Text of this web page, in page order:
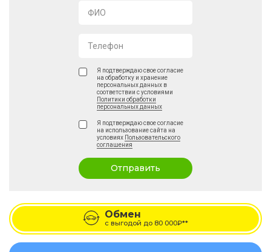
ФИО
Телефон
Я подтверждаю свое согласие
на обработку и хранение
персональных данных в
соответствии с условиями
Политики обработки
персональных данных
Я подтверждаю свое согласие
на использование сайта на
условиях
Пользовательского
соглашения
Отправить
Обмен
с выгодой до 80 000₽**